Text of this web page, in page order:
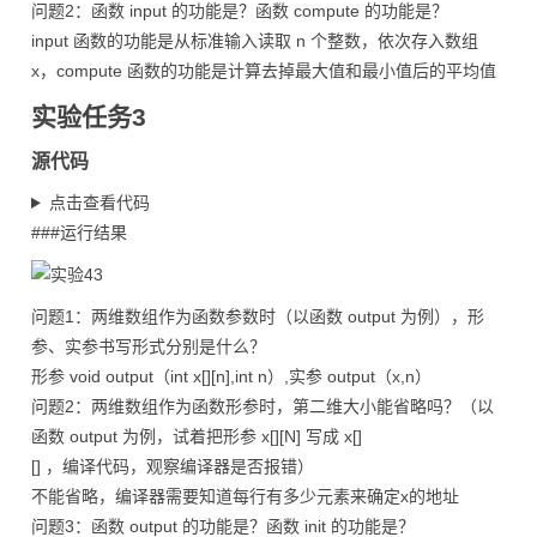
问题2：函数 input 的功能是？函数 compute 的功能是？
input 函数的功能是从标准输入读取 n 个整数，依次存入数组
x，compute 函数的功能是计算去掉最大值和最小值后的平均值
实验任务3
源代码
点击查看代码
###运行结果
问题1：两维数组作为函数参数时（以函数 output 为例），形
参、实参书写形式分别是什么？
形参 void output（int x[][n],int n）,实参 output（x,n）
问题2：两维数组作为函数形参时，第二维大小能省略吗？（以
函数 output 为例，试着把形参 x[][N] 写成 x[]
[] ，编译代码，观察编译器是否报错）
不能省略，编译器需要知道每行有多少元素来确定x的地址
问题3：函数 output 的功能是？函数 init 的功能是？